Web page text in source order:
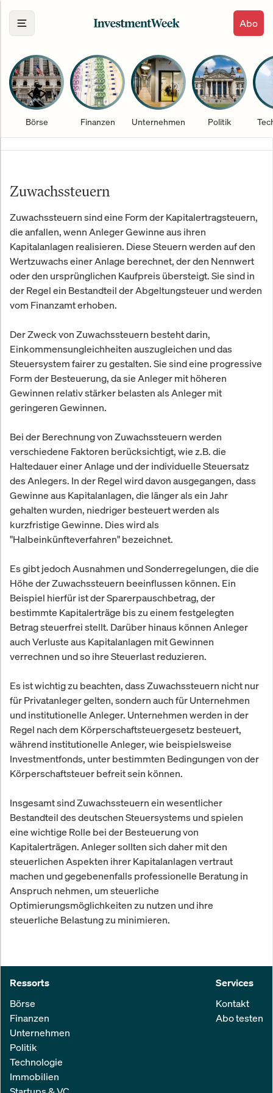
Abo
Börse Finanzen Unternehmen Politik
Zuwachssteuern
Zuwachssteuern sind eine Form der Kapitalertragsteuern,
die anfallen, wenn Anleger Gewinne aus ihren
Kapitalanlagen realisieren. Diese Steuern werden auf den
Wertzuwachs einer Anlage berechnet, der den Nennwert
oder den ursprünglichen Kaufpreis übersteigt. Sie sind in
der Regel ein Bestandteil der Abgeltungsteuer und werden
vom Finanzamt erhoben.
Der Zweck von Zuwachssteuern besteht darin,
Einkommensungleichheiten auszugleichen und das
Steuersystem fairer zu gestalten. Sie sind eine progressive
Form der Besteuerung, da sie Anleger mit höheren
Gewinnen relativ stärker belasten als Anleger mit
geringeren Gewinnen.
Bei der Berechnung von Zuwachssteuern werden
verschiedene Faktoren berücksichtigt, wie z.B. die
Haltedauer einer Anlage und der individuelle Steuersatz
des Anlegers. In der Regel wird davon ausgegangen, dass
Gewinne aus Kapitalanlagen, die länger als ein Jahr
gehalten wurden, niedriger besteuert werden als
kurzfristige Gewinne. Dies wird als
"Halbeinkünfteverfahren" bezeichnet.
Es gibt jedoch Ausnahmen und Sonderregelungen, die die
Höhe der Zuwachssteuern beeinflussen können. Ein
Beispiel hierfür ist der Sparerpauschbetrag, der
bestimmte Kapitalerträge bis zu einem festgelegten
Betrag steuerfrei stellt. Darüber hinaus können Anleger
auch Verluste aus Kapitalanlagen mit Gewinnen
verrechnen und so ihre Steuerlast reduzieren.
Es ist wichtig zu beachten, dass Zuwachssteuern nicht nur
für Privatanleger gelten, sondern auch für Unternehmen
und institutionelle Anleger. Unternehmen werden in der
Regel nach dem Körperschaftsteuergesetz besteuert,
während institutionelle Anleger, wie beispielsweise
Investmentfonds, unter bestimmten Bedingungen von der
Körperschaftsteuer befreit sein können.
Insgesamt sind Zuwachssteuern ein wesentlicher
Bestandteil des deutschen Steuersystems und spielen
eine wichtige Rolle bei der Besteuerung von
Kapitalerträgen. Anleger sollten sich daher mit den
steuerlichen Aspekten ihrer Kapitalanlagen vertraut
machen und gegebenenfalls professionelle Beratung in
Anspruch nehmen, um steuerliche
Optimierungsmöglichkeiten zu nutzen und ihre
steuerliche Belastung zu minimieren.
Ressorts
Börse
Finanzen
Unternehmen
Politik
Technologie
Immobilien
Services
Kontakt
Abo testen